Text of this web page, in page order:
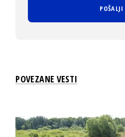
POVEZANE VESTI